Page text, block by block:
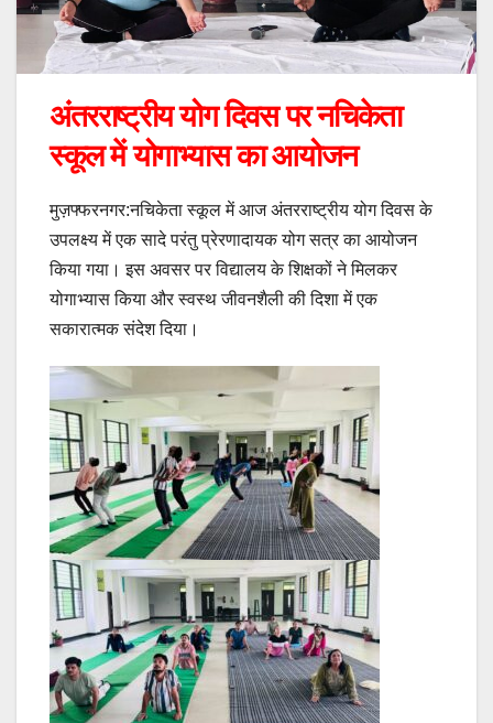
अंतरराष्ट्रीय योग दिवस पर नचिकेता
स्कूल में योगाभ्यास का आयोजन
मुज़फ्फरनगर:नचिकेता स्कूल में आज अंतरराष्ट्रीय योग दिवस के
उपलक्ष्य में एक सादे परंतु प्रेरणादायक योग सत्र का आयोजन
किया गया। इस अवसर पर विद्यालय के शिक्षकों ने मिलकर
योगाभ्यास किया और स्वस्थ जीवनशैली की दिशा में एक
सकारात्मक संदेश दिया।